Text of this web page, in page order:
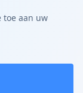
toe aan uw